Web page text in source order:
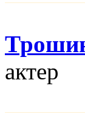
актер